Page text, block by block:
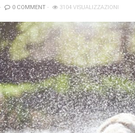
0 COMMENT 3104 VISUALIZZAZIONI